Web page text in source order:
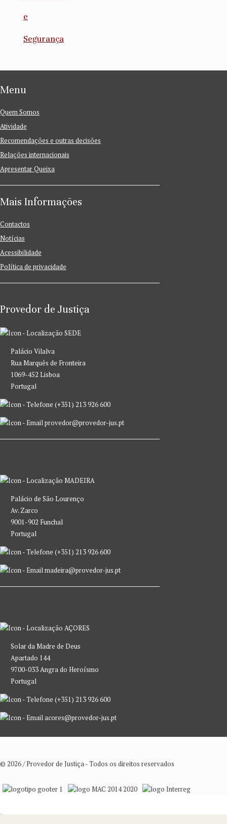
e
Segurança
Menu
Quem Somos
Atividade
Recomendações e outras decisões
Relações internacionais
Apresentar Queixa
Mais Informações
Contactos
Notícias
Acessibilidade
Política de privacidade
Provedor de Justiça
SEDE
Palácio Vilalva
Rua Marquês de Fronteira
1069-452 Lisboa
Portugal
(+351) 213 926 600
provedor@provedor-jus.pt
MADEIRA
Palácio de São Lourenço
Av. Zarco
9001-902 Funchal
Portugal
(+351) 213 926 600
madeira@provedor-jus.pt
AÇORES
Solar da Madre de Deus
Apartado 144
9700-033 Angra do Heroísmo
Portugal
(+351) 213 926 600
acores@provedor-jus.pt
© 2026 / Provedor de Justiça - Todos os direitos reservados